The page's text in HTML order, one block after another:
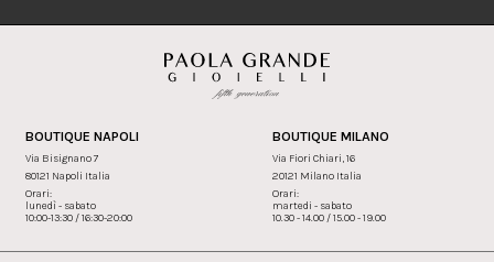
BOUTIQUE NAPOLI
Via Bisignano 7
80121 Napoli Italia
Orari:
lunedì - sabato
10:00-13:30 / 16:30-20:00
BOUTIQUE MILANO
Via Fiori Chiari, 16
20121 Milano Italia
Orari:
martedi - sabato
10.30 - 14.00 / 15.00 - 19.00